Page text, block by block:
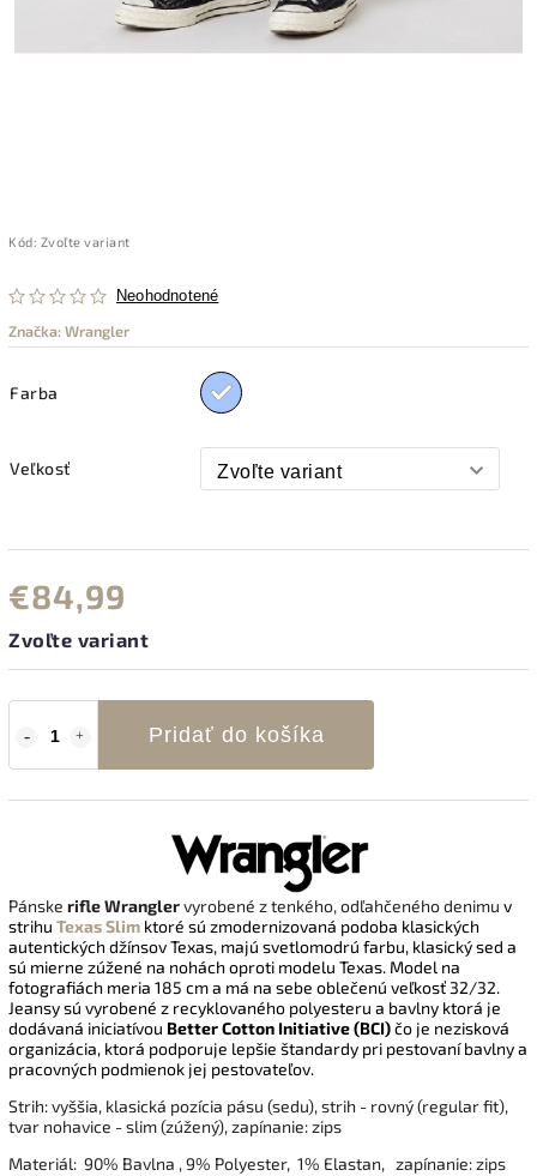
Kód: Zvoľte variant
Neohodnotené
Značka:Wrangler
Farba
Veľkosť
€84,99
Zvoľte variant
Pridať do košíka
Pánske rifle Wranglervyrobené z tenkého, odľahčeného denimu v
strihu Texas Slim ktoré sú zmodernizovaná podoba klasických
autentických džínsov Texas, majú svetlomodrú farbu, klasický sed a
sú mierne zúžené na nohách oproti modelu Texas. Model na
fotografiách meria 185 cm a má na sebe oblečenú veľkosť 32/32.
Jeansy sú vyrobené z recyklovaného polyesteru a bavlny ktorá je
dodávaná iniciatívou Better Cotton Initiative (BCI)čo je nezisková
organizácia, ktorá podporuje lepšie štandardy pri pestovaní bavlny a
pracovných podmienok jej pestovateľov.
Strih: vyššia, klasická pozícia pásu (sedu), strih - rovný (regular fit),
tvar nohavice - slim (zúžený), zapínanie: zips
Materiál: 90% Bavlna , 9% Polyester, 1% Elastan, zapínanie: zips